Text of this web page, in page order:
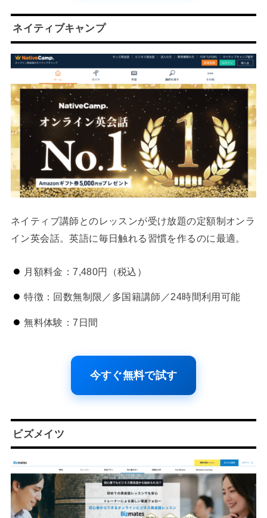
ネイティブキャンプ
ネイティブ講師とのレッスンが受け放題の定額制オンラ
イン英会話。英語に毎日触れる習慣を作るのに最適。
月額料金：7,480円（税込）
特徴：回数無制限／多国籍講師／24時間利用可能
無料体験：7日間
今すぐ無料で試す
ビズメイツ